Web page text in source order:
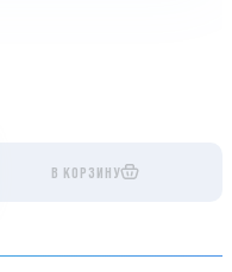
В КОРЗИНУ